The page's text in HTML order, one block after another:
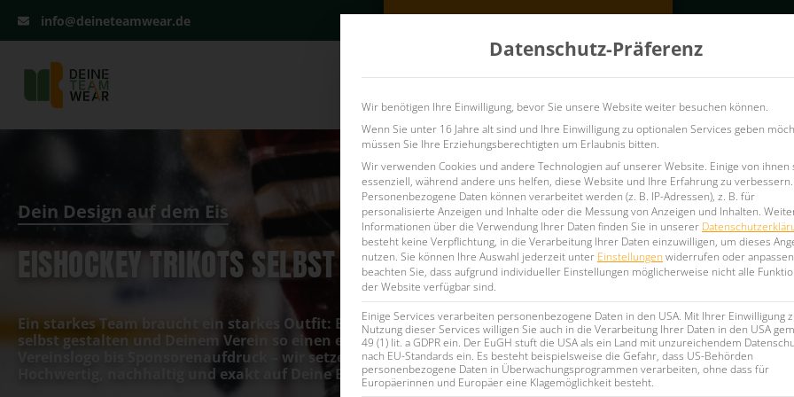
info@deineteamwear.de Konfigurator
Dein Design auf dem Eis
EISHOCKEY TRIKOTS SELBST GESTALTEN
Ein starkes Team braucht ein starkes Outfit: Bei uns kannst DuEishockey Trikots
selbst gestalten und Deinem Verein so einen einzigartigen Look verleihen. Von
Vereinslogo bis Sponsorenaufdruck – wir setzen Deine Ideen professionell um.
Hochwertig, nachhaltig und exakt auf Deine Bedürfnisse zugeschnitten.
Datenschutz-Präferenz
Wir benötigen Ihre Einwilligung, bevor Sie unsere Website weiter besuchen können.
Wenn Sie unter 16 Jahre alt sind und Ihre Einwilligung zu optionalen Services geben
müssen Sie Ihre Erziehungsberechtigten um Erlaubnis bitten.
Wir verwenden Cookies und andere Technologien auf unserer Website. Einige von ihnen
essenziell, während andere uns helfen, diese Website und Ihre Erfahrung zu verbessern.
Personenbezogene Daten können verarbeitet werden (z. B. IP-Adressen), z. B. für
personalisierte Anzeigen und Inhalte oder die Messung von Anzeigen und Inhalten.
Informationen über die Verwendung Ihrer Daten finden Sie in unserer
besteht keine Verpflichtung, in die Verarbeitung Ihrer Daten einzuwilligen, um dieses
nutzen. Sie können Ihre Auswahl jederzeit unter Einstellungen widerrufen oder
beachten Sie, dass aufgrund individueller Einstellungen möglicherweise nicht alle
der Website verfügbar sind.
Einige Services verarbeiten personenbezogene Daten in den USA. Mit Ihrer Einwilligung
Nutzung dieser Services willigen Sie auch in die Verarbeitung Ihrer Daten in den USA
49 (1) lit. a GDPR ein. Der EuGH stuft die USA als ein Land mit unzureichendem
nach EU-Standards ein. Es besteht beispielsweise die Gefahr, dass US-Behörden
personenbezogene Daten in Überwachungsprogrammen verarbeiten, ohne dass für
Europäerinnen und Europäer eine Klagemöglichkeit besteht.